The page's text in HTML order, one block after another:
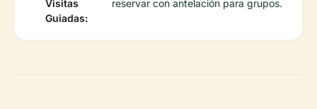
Visitas
Guiadas:
reservar con antelación para grupos.